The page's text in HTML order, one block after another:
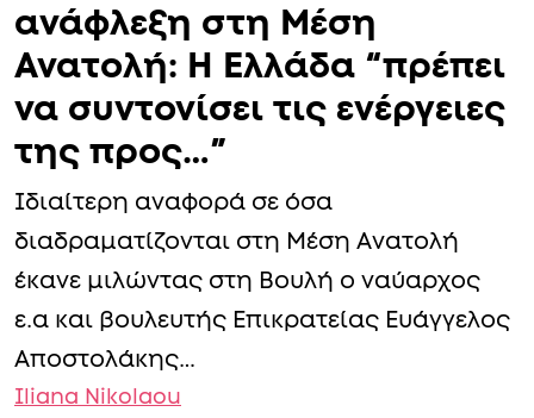
ανάφλεξη στη Μέση
Ανατολή: Η Ελλάδα “πρέπει
να συντονίσει τις ενέργειες
της προς…”
Ιδιαίτερη αναφορά σε όσα
διαδραματίζονται στη Μέση Ανατολή
έκανε μιλώντας στη Βουλή ο ναύαρχος
ε.α και βουλευτής Επικρατείας Ευάγγελος
Αποστολάκης…
Iliana Nikolaou